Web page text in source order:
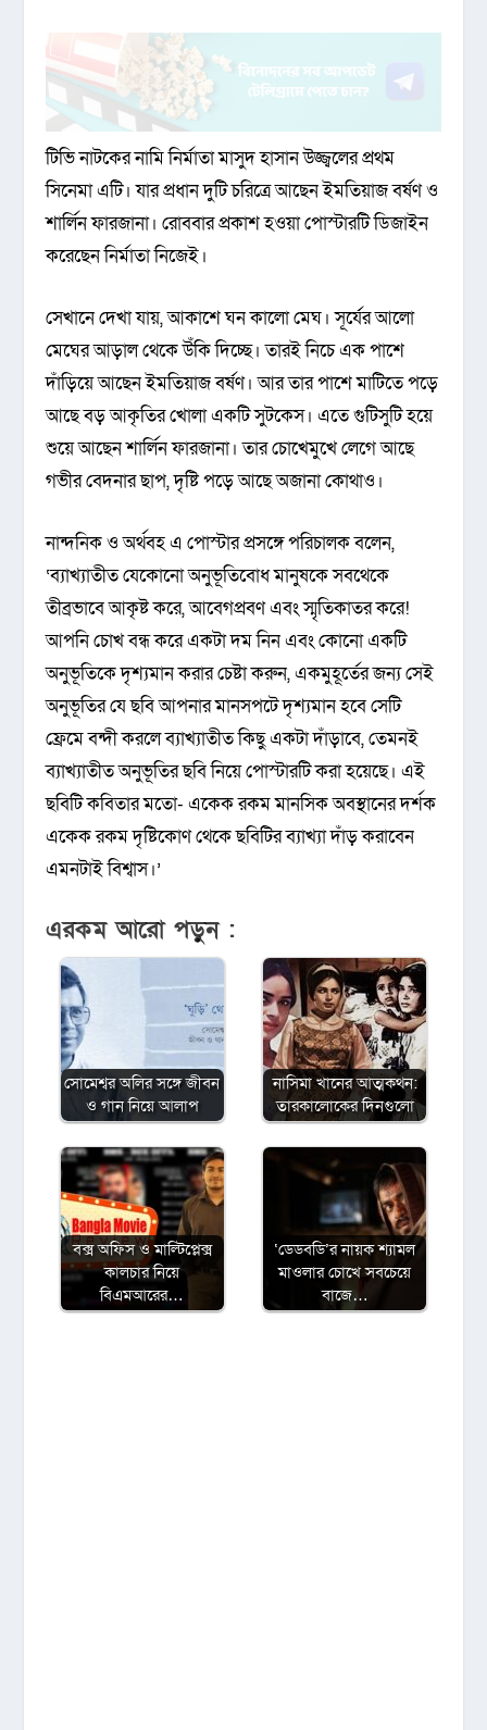
টিভি নাটকের নামি নির্মাতা মাসুদ হাসান উজ্জ্বলের প্রথম
সিনেমা এটি। যার প্রধান দুটি চরিত্রে আছেন ইমতিয়াজ বর্ষণ ও
শার্লিন ফারজানা। রোববার প্রকাশ হওয়া পোস্টারটি ডিজাইন
করেছেন নির্মাতা নিজেই।
সেখানে দেখা যায়, আকাশে ঘন কালো মেঘ। সূর্যের আলো
মেঘের আড়াল থেকে উঁকি দিচ্ছে। তারই নিচে এক পাশে
দাঁড়িয়ে আছেন ইমতিয়াজ বর্ষণ। আর তার পাশে মাটিতে পড়ে
আছে বড় আকৃতির খোলা একটি সুটকেস। এতে গুটিসুটি হয়ে
শুয়ে আছেন শার্লিন ফারজানা। তার চোখেমুখে লেগে আছে
গভীর বেদনার ছাপ, দৃষ্টি পড়ে আছে অজানা কোথাও।
নান্দনিক ও অর্থবহ এ পোস্টার প্রসঙ্গে পরিচালক বলেন,
‘ব্যাখ্যাতীত যেকোনো অনুভূতিবোধ মানুষকে সবথেকে
তীব্রভাবে আকৃষ্ট করে, আবেগপ্রবণ এবং স্মৃতিকাতর করে!
আপনি চোখ বন্ধ করে একটা দম নিন এবং কোনো একটি
অনুভূতিকে দৃশ্যমান করার চেষ্টা করুন, একমুহূর্তের জন্য সে‌ই
অনুভূতির যে ছবি আপনার মানসপটে দৃশ্যমান হবে সেটি
ফ্রেমে বন্দী করলে ব্যাখ্যাতীত কিছু একটা দাঁড়াবে, তেমনই
ব্যাখ্যাতীত অনুভূতির ছবি নিয়ে পোস্টারটি করা হয়েছে। এই
ছবিটি কবিতার মতো- একেক রকম মানসিক অবস্থানের দর্শক
একেক রকম দৃষ্টিকোণ থেকে ছবিটির ব্যাখ্যা দাঁড় করাবেন
এমনটাই বিশ্বাস।’
এরকম আরো পড়ুন :
সোমেশ্বর অলির সঙ্গে জীবন
ও গান নিয়ে আলাপ
নাসিমা খানের আত্মকথন:
তারকালোকের দিনগুলো
বক্স অফিস ও মাল্টিপ্লেক্স
কালচার নিয়ে
বিএমআরের…
‘ডেডবডি’র নায়ক শ্যামল
মাওলার চোখে সবচেয়ে
বাজে…